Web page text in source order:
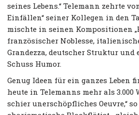
seines Lebens.“ Telemann zehrte
Einfällen“ seiner Kollegen in den
mischte in seinen Kompositionen
französischer Noblesse,
Grandezza, deutscher Struktur
Schuss Humor.
Genug Ideen für ein ganzes Leben
heute in Telemanns mehr als 3.000
schier unerschöpfliches Oeuvre,“